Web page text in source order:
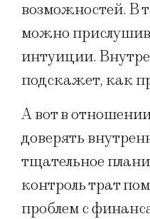
возможностей. В
можно
интуиции.
подскажет, как
А вот в
доверять
тщательное
контроль трат
проблем с